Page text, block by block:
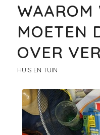
WAAROM
MOETEN
OVER
HUIS EN TUIN